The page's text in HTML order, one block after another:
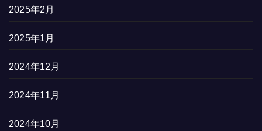
2025年2月
2025年1月
2024年12月
2024年11月
2024年10月